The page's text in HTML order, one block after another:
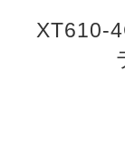
XT610-